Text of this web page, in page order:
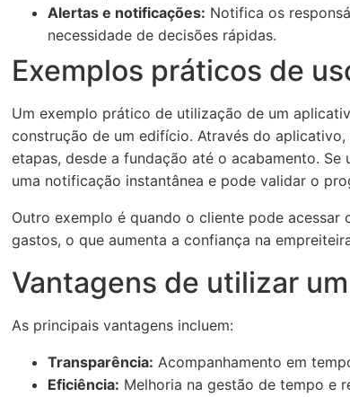
Alertas e notificações: Notifica os
necessidade de decisões rápidas.
Exemplos práticos de
Um exemplo prático de utilização de um
construção de um edifício. Através do
etapas, desde a fundação até o acabamento.
uma notificação instantânea e pode validar o
Outro exemplo é quando o cliente pode
gastos, o que aumenta a confiança na
Vantagens de utilizar
As principais vantagens incluem:
Transparência: Acompanhamento em
Eficiência: Melhoria na gestão de tempo e